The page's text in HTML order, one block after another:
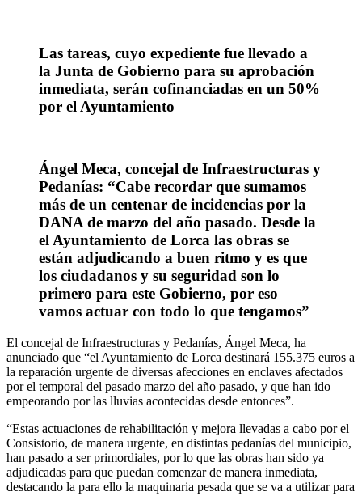
Las tareas, cuyo expediente fue llevado a
la Junta de Gobierno para su aprobación
inmediata, serán cofinanciadas en un 50%
por el Ayuntamiento
Ángel Meca, concejal de Infraestructuras y
Pedanías: “Cabe recordar que sumamos
más de un centenar de incidencias por la
DANA de marzo del año pasado. Desde la
el Ayuntamiento de Lorca las obras se
están adjudicando a buen ritmo y es que
los ciudadanos y su seguridad son lo
primero para este Gobierno, por eso
vamos actuar con todo lo que tengamos”
El concejal de Infraestructuras y Pedanías, Ángel Meca, ha
anunciado que “el Ayuntamiento de Lorca destinará 155.375 euros a
la reparación urgente de diversas afecciones en enclaves afectados
por el temporal del pasado marzo del año pasado, y que han ido
empeorando por las lluvias acontecidas desde entonces”.
“Estas actuaciones de rehabilitación y mejora llevadas a cabo por el
Consistorio, de manera urgente, en distintas pedanías del municipio,
han pasado a ser primordiales, por lo que las obras han sido ya
adjudicadas para que puedan comenzar de manera inmediata,
destacando la para ello la maquinaria pesada que se va a utilizar para